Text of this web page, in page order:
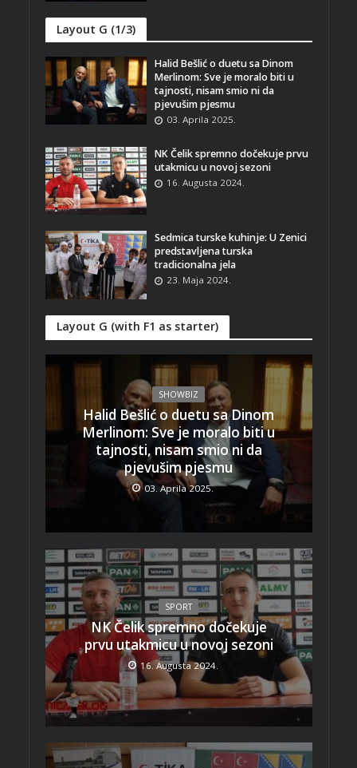
Layout G (1/3)
Halid Bešlić o duetu sa Dinom
Merlinom: Sve je moralo biti u
tajnosti, nisam smio ni da
pjevušim pjesmu
03. Aprila 2025.
NK Čelik spremno dočekuje prvu
utakmicu u novoj sezoni
16. Augusta 2024.
Sedmica turske kuhinje: U Zenici
predstavljena turska
tradicionalna jela
23. Maja 2024.
Layout G (with F1 as starter)
SHOWBIZ
Halid Bešlić o duetu sa Dinom
Merlinom: Sve je moralo biti u
tajnosti, nisam smio ni da
pjevušim pjesmu
03. Aprila 2025.
SPORT
NK Čelik spremno dočekuje
prvu utakmicu u novoj sezoni
16. Augusta 2024.